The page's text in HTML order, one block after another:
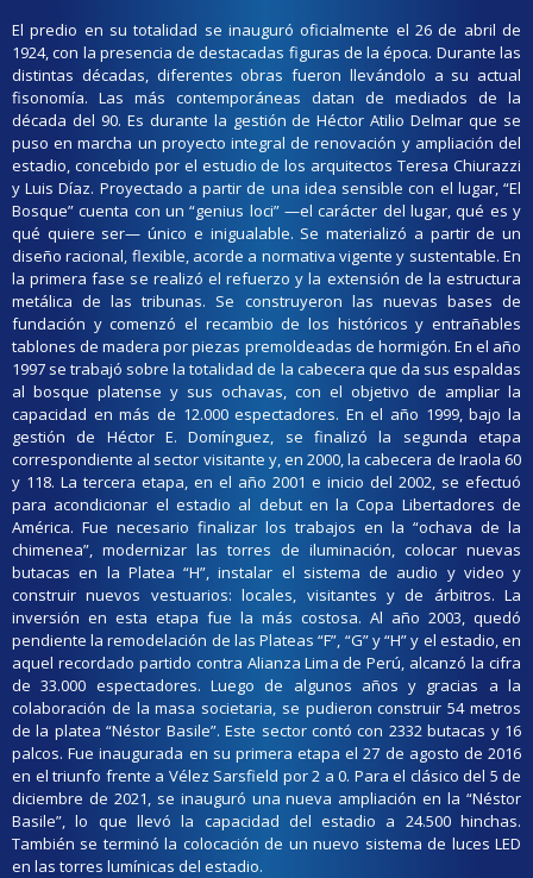
El predio en su totalidad se inauguró oficialmente el 26 de abril de
1924, con la presencia de destacadas figuras de la época. Durante las
distintas décadas, diferentes obras fueron llevándolo a su actual
fisonomía. Las más contemporáneas datan de mediados de la
década del 90. Es durante la gestión de Héctor Atilio Delmar que se
puso en marcha un proyecto integral de renovación y ampliación del
estadio, concebido por el estudio de los arquitectos Teresa Chiurazzi
y Luis Díaz. Proyectado a partir de una idea sensible con el lugar, “El
Bosque” cuenta con un “genius loci” —el carácter del lugar, qué es y
qué quiere ser— único e inigualable. Se materializó a partir de un
diseño racional, flexible, acorde a normativa vigente y sustentable. En
la primera fase se realizó el refuerzo y la extensión de la estructura
metálica de las tribunas. Se construyeron las nuevas bases de
fundación y comenzó el recambio de los históricos y entrañables
tablones de madera por piezas premoldeadas de hormigón. En el año
1997 se trabajó sobre la totalidad de la cabecera que da sus espaldas
al bosque platense y sus ochavas, con el objetivo de ampliar la
capacidad en más de 12.000 espectadores. En el año 1999, bajo la
gestión de Héctor E. Domínguez, se finalizó la segunda etapa
correspondiente al sector visitante y, en 2000, la cabecera de Iraola 60
y 118. La tercera etapa, en el año 2001 e inicio del 2002, se efectuó
para acondicionar el estadio al debut en la Copa Libertadores de
América. Fue necesario finalizar los trabajos en la “ochava de la
chimenea”, modernizar las torres de iluminación, colocar nuevas
butacas en la Platea “H”, instalar el sistema de audio y video y
construir nuevos vestuarios: locales, visitantes y de árbitros. La
inversión en esta etapa fue la más costosa. Al año 2003, quedó
pendiente la remodelación de las Plateas “F”, “G” y “H” y el estadio, en
aquel recordado partido contra Alianza Lima de Perú, alcanzó la cifra
de 33.000 espectadores. Luego de algunos años y gracias a la
colaboración de la masa societaria, se pudieron construir 54 metros
de la platea “Néstor Basile”. Este sector contó con 2332 butacas y 16
palcos. Fue inaugurada en su primera etapa el 27 de agosto de 2016
en el triunfo frente a Vélez Sarsfield por 2 a 0. Para el clásico del 5 de
diciembre de 2021, se inauguró una nueva ampliación en la “Néstor
Basile”, lo que llevó la capacidad del estadio a 24.500 hinchas.
También se terminó la colocación de un nuevo sistema de luces LED
en las torres lumínicas del estadio.